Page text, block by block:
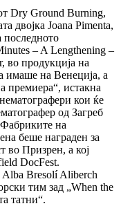
Dry Ground Burning,
двојка Joana Pimenta,
– A Lengthening –
во продукција на
имаше на Венеција, а
премиера“, истакна
кои ќе
од Загреб
на
беше награден за
во Призрен, а кој
DocFest.
Alba Bresolí Aliberch
тим зад „When the
татни“.